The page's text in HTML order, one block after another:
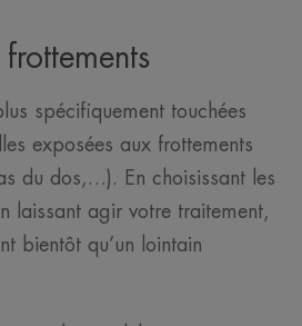
spécifiquement touchées
exposées aux frottements
du dos,…). En choisissant les
laissant agir votre traitement,
bientôt qu’un lointain